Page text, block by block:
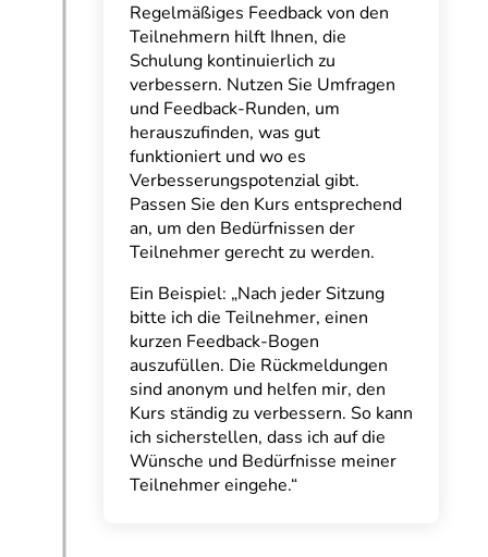
Regelmäßiges Feedback von den
Teilnehmern hilft Ihnen, die
Schulung kontinuierlich zu
verbessern. Nutzen Sie Umfragen
und Feedback-Runden, um
herauszufinden, was gut
funktioniert und wo es
Verbesserungspotenzial gibt.
Passen Sie den Kurs entsprechend
an, um den Bedürfnissen der
Teilnehmer gerecht zu werden.
Ein Beispiel: „Nach jeder Sitzung
bitte ich die Teilnehmer, einen
kurzen Feedback-Bogen
auszufüllen. Die Rückmeldungen
sind anonym und helfen mir, den
Kurs ständig zu verbessern. So kann
ich sicherstellen, dass ich auf die
Wünsche und Bedürfnisse meiner
Teilnehmer eingehe.“